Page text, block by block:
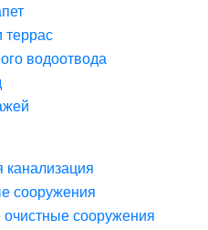
террас
водоотвода
канализация
сооружения
сооружения